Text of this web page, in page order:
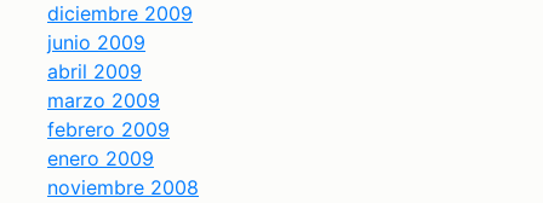
diciembre 2009
junio 2009
abril 2009
marzo 2009
febrero 2009
enero 2009
noviembre 2008